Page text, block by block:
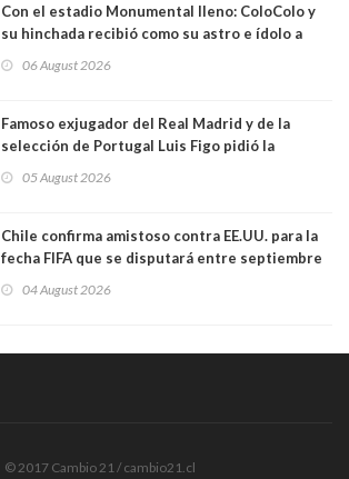
Con el estadio Monumental lleno: ColoColo y
su hinchada recibió como su astro e ídolo a
06 August 2026
Famoso exjugador del Real Madrid y de la
selección de Portugal Luis Figo pidió la
comportamiento más bajo y cobarde que he
05 August 2026
Chile confirma amistoso contra EE.UU. para la
fecha FIFA que se disputará entre septiembre
04 August 2026
© 2017 Cambio 21 / cambio21.cl